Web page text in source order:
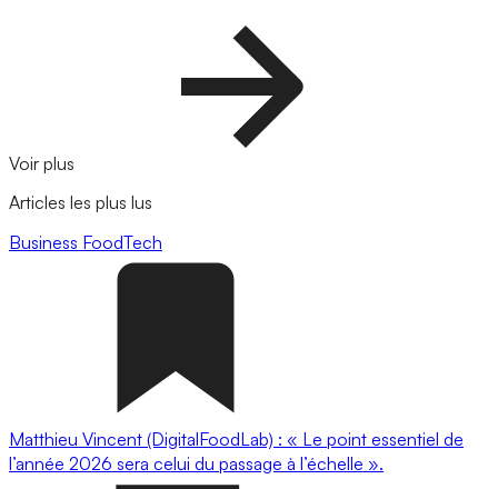
Voir plus
Articles les plus lus
Business FoodTech
Matthieu Vincent (DigitalFoodLab) : « Le point essentiel de
l’année 2026 sera celui du passage à l’échelle ».